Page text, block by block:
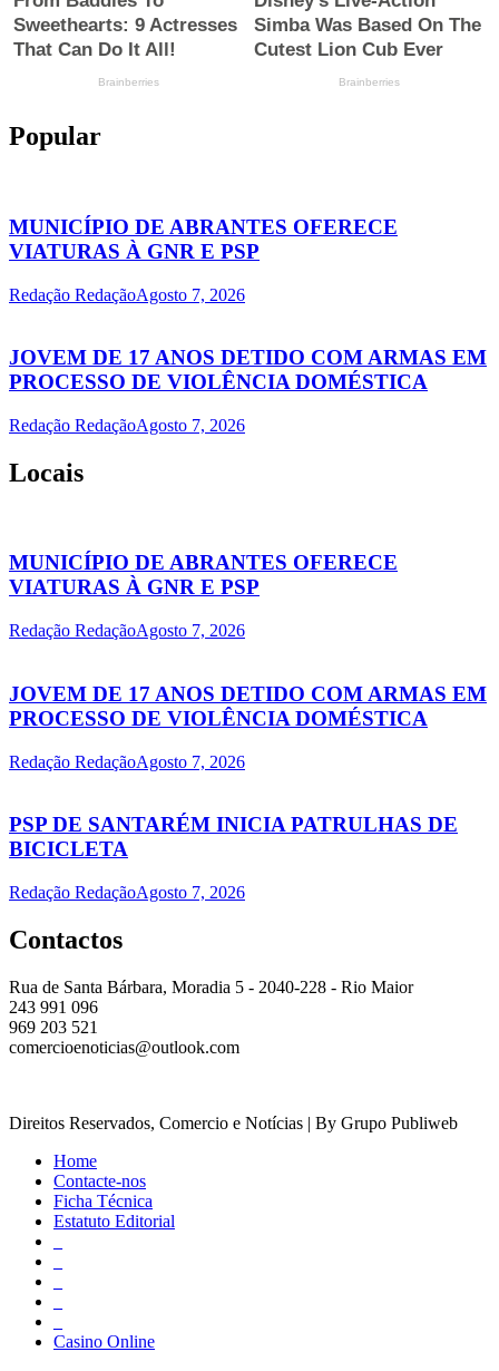
Popular
MUNICÍPIO DE ABRANTES OFERECE
VIATURAS À GNR E PSP
Redação RedaçãoAgosto 7, 2026
JOVEM DE 17 ANOS DETIDO COM ARMAS EM
PROCESSO DE VIOLÊNCIA DOMÉSTICA
Redação RedaçãoAgosto 7, 2026
Locais
MUNICÍPIO DE ABRANTES OFERECE
VIATURAS À GNR E PSP
Redação RedaçãoAgosto 7, 2026
JOVEM DE 17 ANOS DETIDO COM ARMAS EM
PROCESSO DE VIOLÊNCIA DOMÉSTICA
Redação RedaçãoAgosto 7, 2026
PSP DE SANTARÉM INICIA PATRULHAS DE
BICICLETA
Redação RedaçãoAgosto 7, 2026
Contactos
Rua de Santa Bárbara, Moradia 5 - 2040-228 - Rio Maior
243 991 096
969 203 521
comercioenoticias@outlook.com
Direitos Reservados, Comercio e Notícias | By Grupo Publiweb
Home
Contacte-nos
Ficha Técnica
Estatuto Editorial
Casino Online